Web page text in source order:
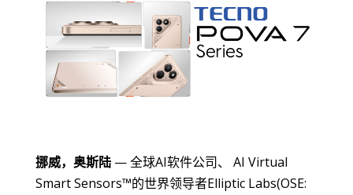
挪威，奥斯陆— 全球AI软件公司、 AI Virtual
Smart Sensors™的世界领导者Elliptic Labs(OSE: